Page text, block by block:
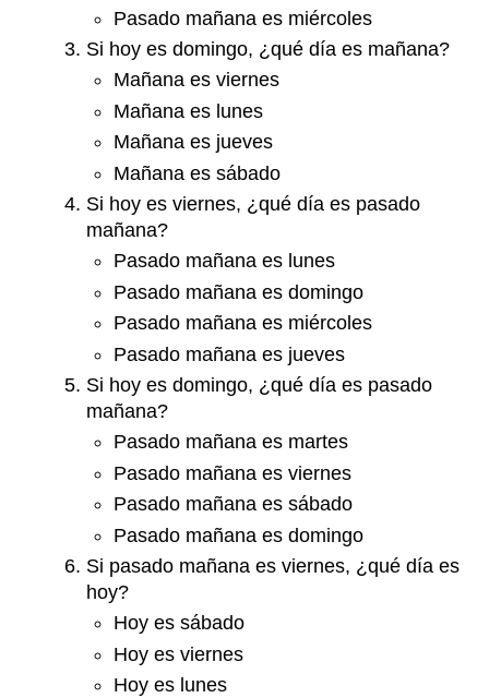
Pasado mañana es miércoles
Si hoy es domingo, ¿qué día es mañana?
Mañana es viernes
Mañana es lunes
Mañana es jueves
Mañana es sábado
Si hoy es viernes, ¿qué día es pasado
mañana?
Pasado mañana es lunes
Pasado mañana es domingo
Pasado mañana es miércoles
Pasado mañana es jueves
Si hoy es domingo, ¿qué día es pasado
mañana?
Pasado mañana es martes
Pasado mañana es viernes
Pasado mañana es sábado
Pasado mañana es domingo
Si pasado mañana es viernes, ¿qué día es
hoy?
Hoy es sábado
Hoy es viernes
Hoy es lunes